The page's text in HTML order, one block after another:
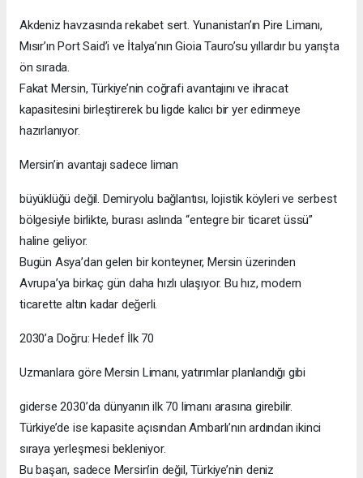
Akdeniz havzasında rekabet sert. Yunanistan’ın Pire Limanı,
Mısır’ın Port Said’i ve İtalya’nın Gioia Tauro’su yıllardır bu yarışta
ön sırada.
Fakat Mersin, Türkiye’nin coğrafi avantajını ve ihracat
kapasitesini birleştirerek bu ligde kalıcı bir yer edinmeye
hazırlanıyor.
Mersin’in avantajı sadece liman
büyüklüğü değil. Demiryolu bağlantısı, lojistik köyleri ve serbest
bölgesiyle birlikte, burası aslında “entegre bir ticaret üssü”
haline geliyor.
Bugün Asya’dan gelen bir konteyner, Mersin üzerinden
Avrupa’ya birkaç gün daha hızlı ulaşıyor. Bu hız, modern
ticarette altın kadar değerli.
2030’a Doğru: Hedef İlk 70
Uzmanlara göre Mersin Limanı, yatırımlar planlandığı gibi
giderse 2030’da dünyanın ilk 70 limanı arasına girebilir.
Türkiye’de ise kapasite açısından Ambarlı’nın ardından ikinci
sıraya yerleşmesi bekleniyor.
Bu başarı, sadece Mersin’in değil, Türkiye’nin deniz